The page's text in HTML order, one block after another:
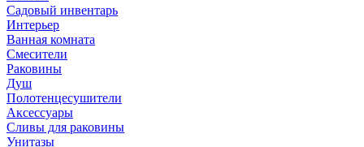
Садовый инвентарь
Интерьер
Ванная комната
Смесители
Раковины
Душ
Полотенцесушители
Аксессуары
Сливы для раковины
Унитазы